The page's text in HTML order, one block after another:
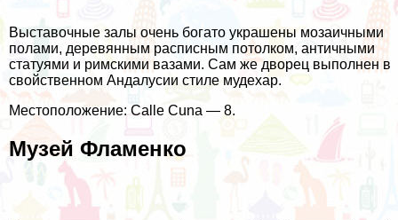
Выставочные залы очень богато украшены мозаичными
полами, деревянным расписным потолком, античными
статуями и римскими вазами. Сам же дворец выполнен в
свойственном Андалусии стиле мудехар.
Местоположение: Calle Cuna — 8.
Музей Фламенко